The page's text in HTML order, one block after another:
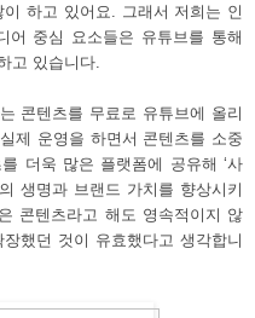
하고 있어요. 그래서 저희는 인
어 중심 요소들은 유튜브를 통해
고 있습니다.
콘텐츠를 무료로 유튜브에 올리
제 운영을 하면서 콘텐츠를 소중
더욱 많은 플랫폼에 공유해 ‘사
생명과 브랜드 가치를 향상시키
콘텐츠라고 해도 영속적이지 않
했던 것이 유효했다고 생각합니